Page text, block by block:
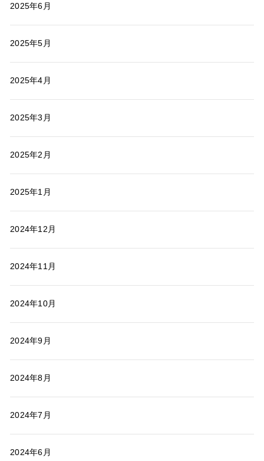
2025年6月
2025年5月
2025年4月
2025年3月
2025年2月
2025年1月
2024年12月
2024年11月
2024年10月
2024年9月
2024年8月
2024年7月
2024年6月